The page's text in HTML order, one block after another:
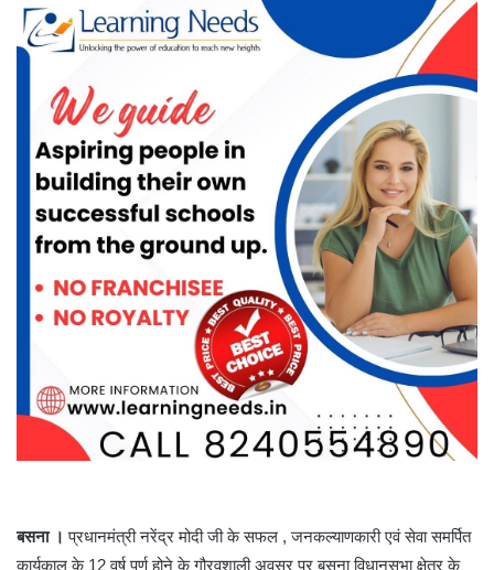
बसना । प्रधानमंत्री नरेंद्र मोदी जी के सफल , जनकल्याणकारी एवं सेवा समर्पित
कार्यकाल के 12 वर्ष पूर्ण होने के गौरवशाली अवसर पर बसना विधानसभा क्षेत्र के